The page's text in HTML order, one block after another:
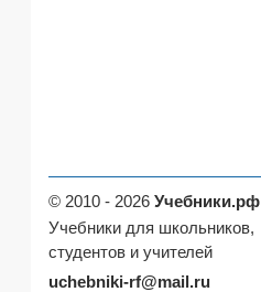
© 2010 - 2026 Учебники.рф
Учебники для школьников,
студентов и учителей
uchebniki-rf@mail.ru